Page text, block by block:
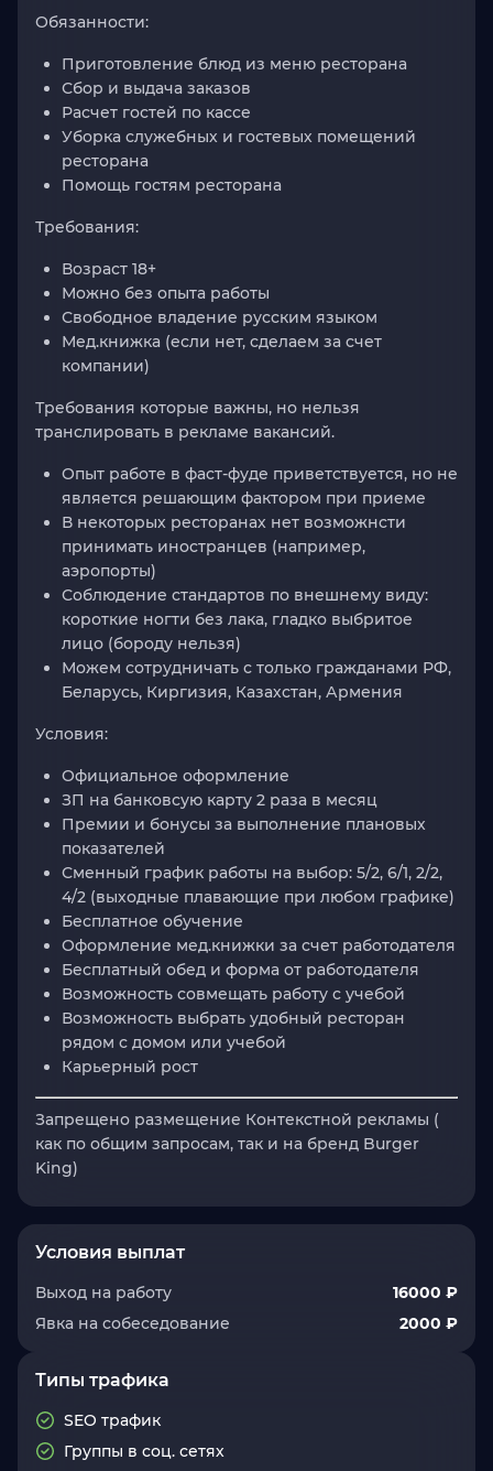
Обязанности:
Приготовление блюд из меню ресторана
Сбор и выдача заказов
Расчет гостей по кассе
Уборка служебных и гостевых помещений
ресторана
Помощь гостям ресторана
Требования:
Возраст 18+
Можно без опыта работы
Свободное владение русским языком
Мед.книжка (если нет, сделаем за счет
компании)
Требования которые важны, но нельзя
транслировать в рекламе вакансий.
Опыт работе в фаст-фуде приветствуется, но не
является решающим фактором при приеме
В некоторых ресторанах нет возможнсти
принимать иностранцев (например,
аэропорты)
Соблюдение стандартов по внешнему виду:
короткие ногти без лака, гладко выбритое
лицо (бороду нельзя)
Можем сотрудничать с только гражданами РФ,
Беларусь, Киргизия, Казахстан, Армения
Условия:
Официальное оформление
ЗП на банковсую карту 2 раза в месяц
Премии и бонусы за выполнение плановых
показателей
Сменный график работы на выбор: 5/2, 6/1, 2/2,
4/2 (выходные плавающие при любом графике)
Бесплатное обучение
Оформление мед.книжки за счет работодателя
Бесплатный обед и форма от работодателя
Возможность совмещать работу с учебой
Возможность выбрать удобный ресторан
рядом с домом или учебой
Карьерный рост
Запрещено размещение Контекстной рекламы (
как по общим запросам, так и на бренд Burger
King)
Условия выплат
Выход на работу
16000 ₽
Явка на собеседование
2000 ₽
Типы трафика
SEO трафик
Группы в соц. сетях